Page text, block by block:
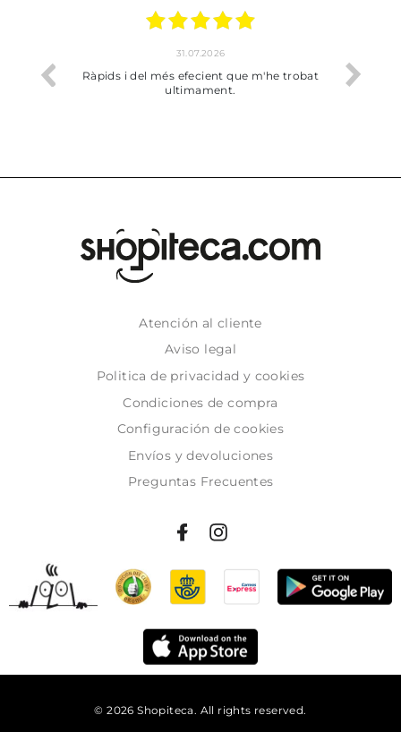
i del més efecient que m'he trobat
Bien pero soy de
dejado recoger
Atención al cliente
Aviso legal
Politica de privacidad y cookies
Condiciones de compra
Configuración de cookies
Envíos y devoluciones
Preguntas Frecuentes
© 2026 Shopiteca. All rights reserved.